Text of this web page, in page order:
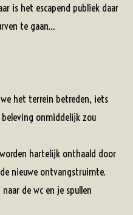
is het escapend publiek daar
te gaan…
het terrein betreden, iets
onmiddelijk zou
hartelijk onthaald door
nieuwe ontvangstruimte.
de wc en je spullen